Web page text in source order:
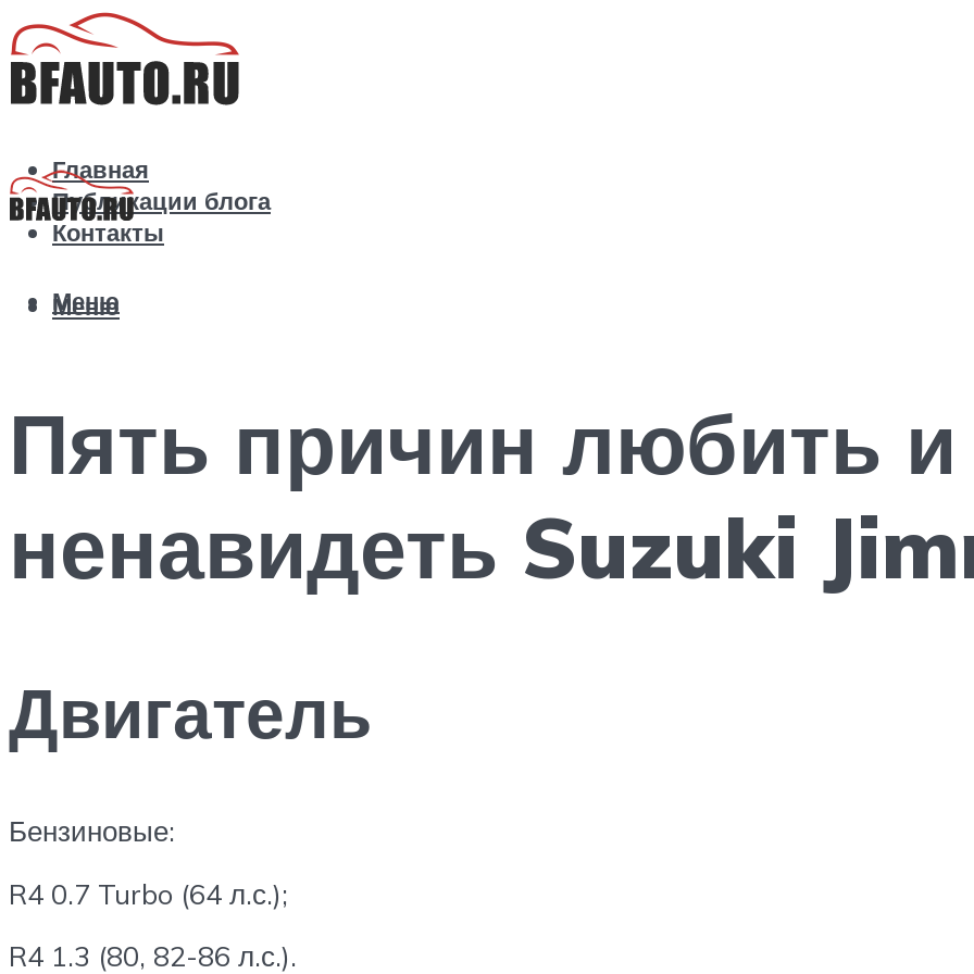
Главная
Публикации блога
Контакты
Меню
Меню
Пять причин любить и
ненавидеть Suzuki
Двигатель
Бензиновые:
R4 0.7 Turbo (64 л.с.);
R4 1.3 (80, 82-86 л.с.).